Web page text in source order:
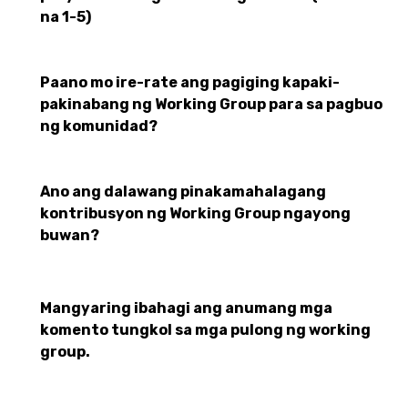
na 1-5)
Paano mo ire-rate ang pagiging kapaki-
pakinabang ng Working Group para sa pagbuo
ng komunidad?
Ano ang dalawang pinakamahalagang
kontribusyon ng Working Group ngayong
buwan?
Mangyaring ibahagi ang anumang mga
komento tungkol sa mga pulong ng working
group.